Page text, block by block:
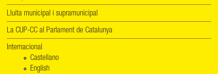
Lluita municipal i supramunicipal
La CUP-CC al Parlament de Catalunya
Internacional
Castellano
English